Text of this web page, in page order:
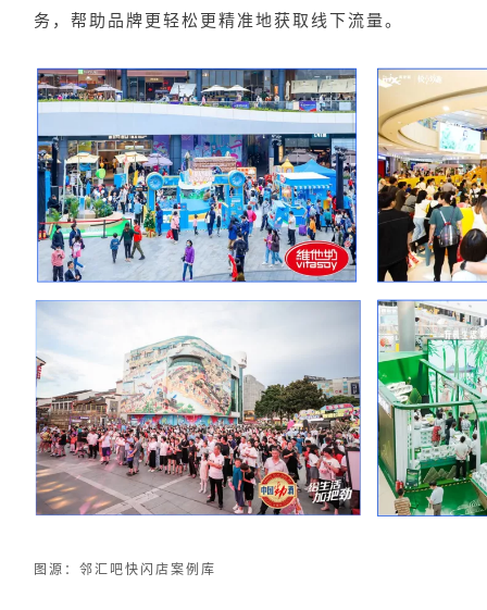
务，帮助品牌更轻松更精准地获取线下流量。
图源：邻汇吧快闪店案例库